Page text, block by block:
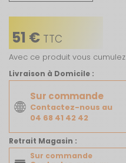
51 € TTC
Avec ce produit vous cumulez
Livraison à Domicile :
Sur commande
Contactez-nous au
04 68 41 42 42
Retrait Magasin :
Sur commande